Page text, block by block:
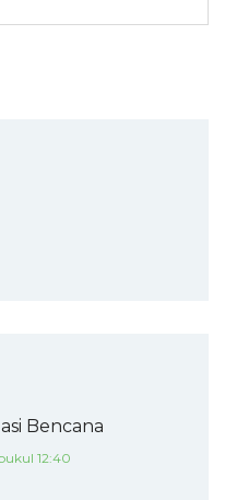
Bencana
12:40